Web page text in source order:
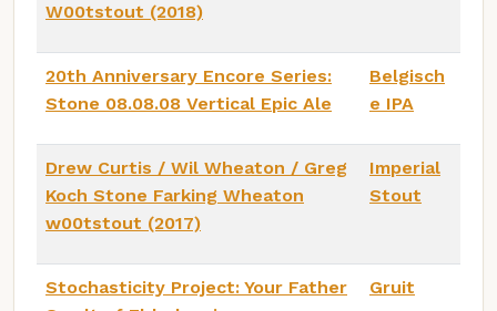
W00tstout (2018)
20th Anniversary Encore Series:
Stone 08.08.08 Vertical Epic Ale
Belgisch
e IPA
Drew Curtis / Wil Wheaton / Greg
Koch Stone Farking Wheaton
w00tstout (2017)
Imperial
Stout
Stochasticity Project: Your Father
Gruit